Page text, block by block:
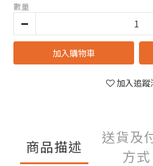
數量
加入購物車
加入追蹤
商品描述
送貨及
方式